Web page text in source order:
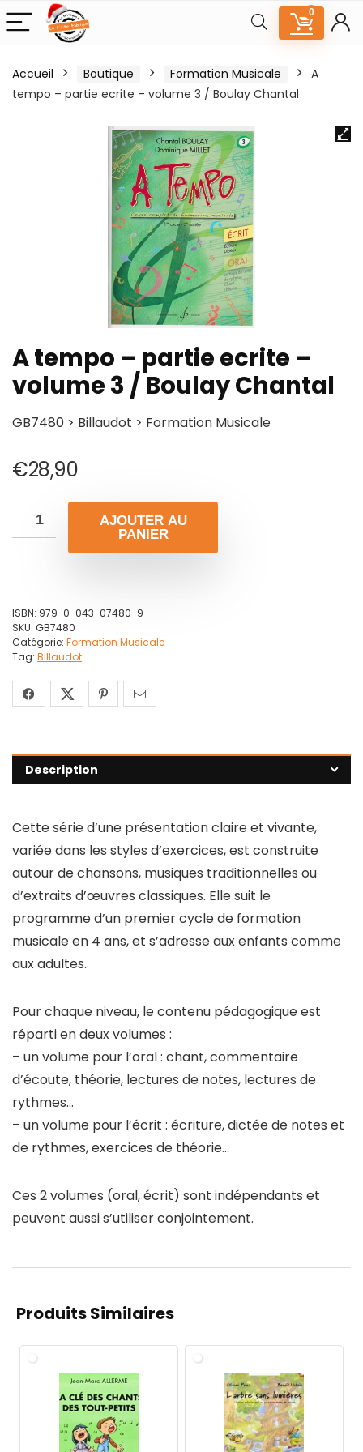
0
Accueil Boutique Formation Musicale
A
tempo – partie ecrite – volume 3 / Boulay Chantal
A tempo – partie ecrite –
volume 3 / Boulay Chantal
GB7480 > Billaudot > Formation Musicale
€28,90
AJOUTER AU
PANIER
ISBN: 979-0-043-07480-9
SKU: GB7480
Catégorie: Formation Musicale
Tag: Billaudot
Description
Cette série d’une présentation claire et vivante,
variée dans les styles d’exercices, est construite
autour de chansons, musiques traditionnelles ou
d’extraits d’œuvres classiques. Elle suit le
programme d’un premier cycle de formation
musicale en 4 ans, et s’adresse aux enfants comme
aux adultes.
Pour chaque niveau, le contenu pédagogique est
réparti en deux volumes :
– un volume pour l’oral : chant, commentaire
d’écoute, théorie, lectures de notes, lectures de
rythmes…
– un volume pour l’écrit : écriture, dictée de notes et
de rythmes, exercices de théorie…
Ces 2 volumes (oral, écrit) sont indépendants et
peuvent aussi s’utiliser conjointement.
Produits Similaires